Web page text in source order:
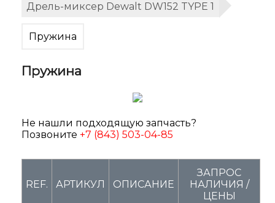
Дрель-миксер Dewalt DW152 TYPE 1
Пружина
Пружина
Не нашли подходящую запчасть?
Позвоните +7 (843) 503-04-85
REF. АРТИКУЛ ОПИСАНИЕ
ЗАПРОС
НАЛИЧИЯ /
ЦЕНЫ